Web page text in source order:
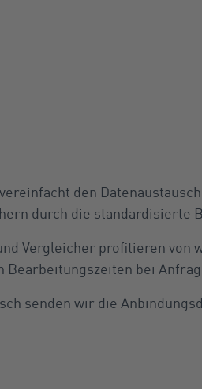
vereinfacht den
durch die standardisierte
Vergleicher profitieren von
Bearbeitungszeiten bei
senden wir die